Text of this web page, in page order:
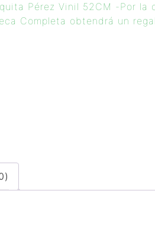
Pérez Vinil 52CM -Por la
Completa obtendrá un